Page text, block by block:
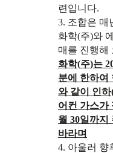
련입니다.
3. 조합은 매
화학(주)와
매를 진행해
화학(주)는
분에 한하여
와 같이 인하
어컨 가스가
월 30일까지
바라며
4. 아울러 향